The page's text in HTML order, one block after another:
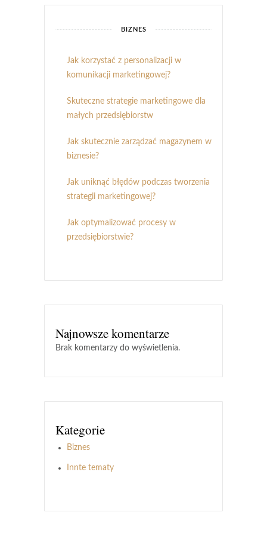
BIZNES
Jak korzystać z personalizacji w
komunikacji marketingowej?
Skuteczne strategie marketingowe dla
małych przedsiębiorstw
Jak skutecznie zarządzać magazynem w
biznesie?
Jak uniknąć błędów podczas tworzenia
strategii marketingowej?
Jak optymalizować procesy w
przedsiębiorstwie?
Najnowsze komentarze
Brak komentarzy do wyświetlenia.
Kategorie
Biznes
Innte tematy